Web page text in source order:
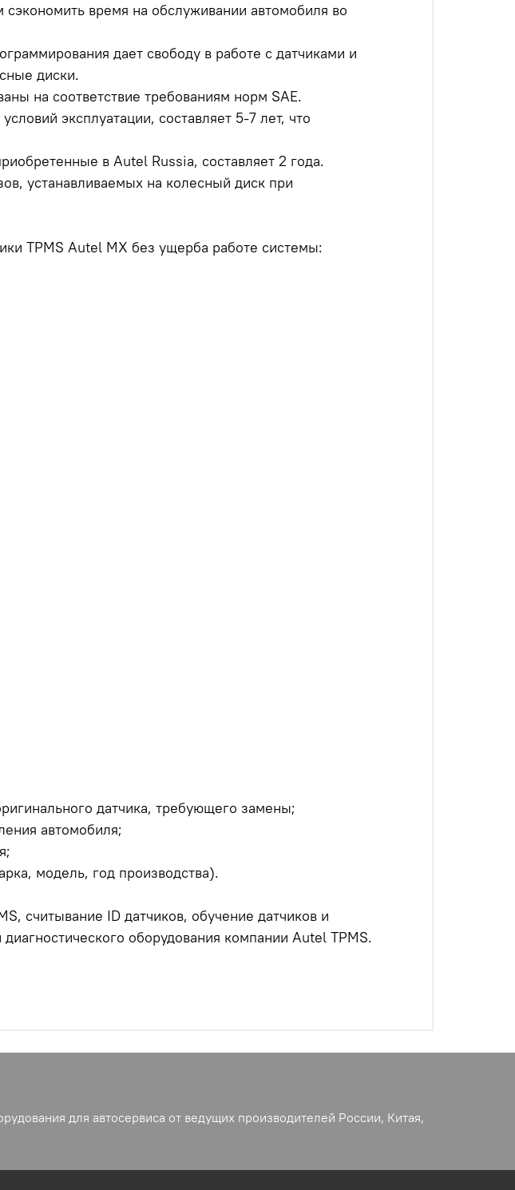
время на обслуживании автомобиля во
дает свободу в работе с датчиками и
диски.
на соответствие требованиям норм SAE.
эксплуатации, составляет 5-7 лет, что
в Autel Russia, составляет 2 года.
устанавливаемых на колесный диск при
TPMS Autel MX без ущерба работе системы:
датчика, требующего замены;
автомобиля;
модель, год производства).
считывание ID датчиков, обучение датчиков и
оборудования компании Autel TPMS.
для автосервиса от ведущих производителей России, Китая,